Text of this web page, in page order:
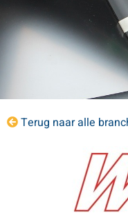
Terug naar alle